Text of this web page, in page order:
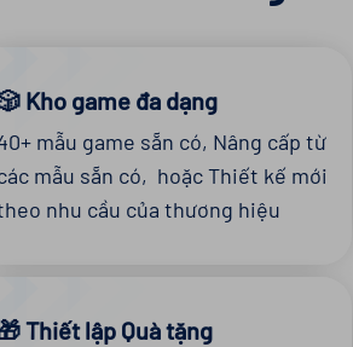
Kho game đa dạng
mẫu game sẵn có, Nâng cấp từ
mẫu sẵn có, hoặc Thiết kế mới
nhu cầu của thương hiệu
Thiết lập Quà tặng